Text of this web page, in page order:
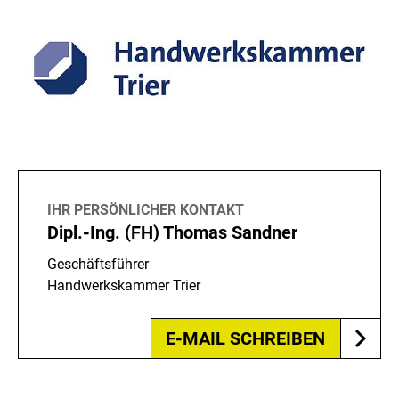
IHR PERSÖNLICHER KONTAKT
Dipl.-Ing. (FH) Thomas Sandner
Geschäftsführer
Handwerkskammer Trier
E-MAIL SCHREIBEN